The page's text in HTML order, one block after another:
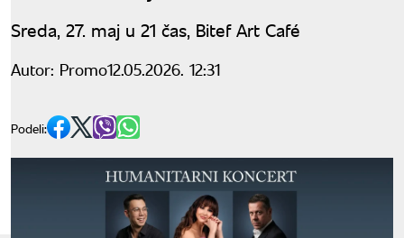
Sreda, 27. maj u 21 čas, Bitef Art Café
Autor: Promo12.05.2026. 12:31
Podeli: